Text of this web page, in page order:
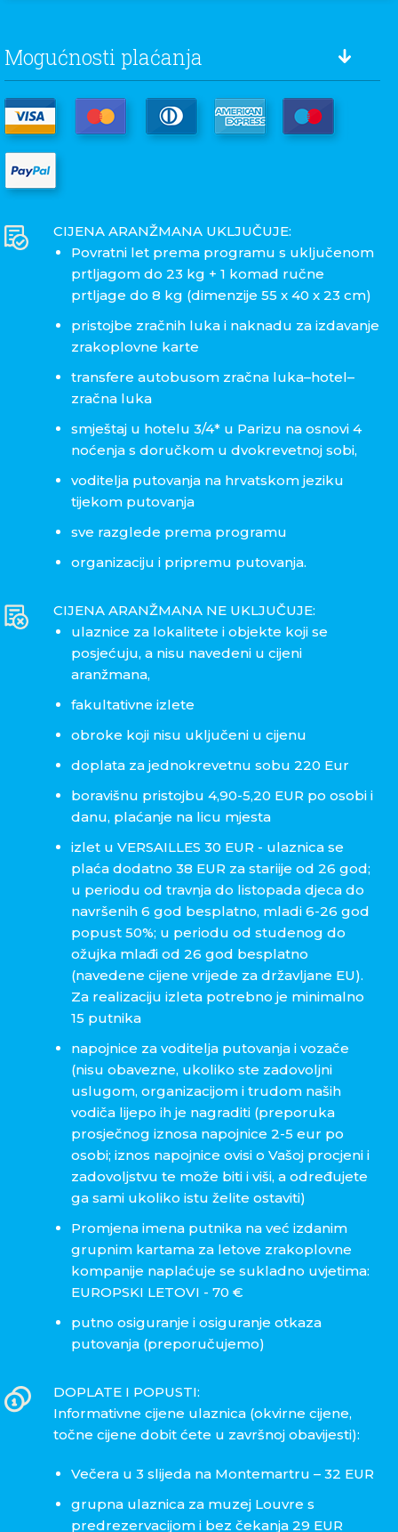
Mogućnosti plaćanja
CIJENA ARANŽMANA UKLJUČUJE:
Povratni let prema programu s uključenom
prtljagom do 23 kg + 1 komad ručne
prtljage do 8 kg (dimenzije 55 x 40 x 23 cm)
pristojbe zračnih luka i naknadu za izdavanje
zrakoplovne karte
transfere autobusom zračna luka–hotel–
zračna luka
smještaj u hotelu 3/4* u Parizu na osnovi 4
noćenja s doručkom u dvokrevetnoj sobi,
voditelja putovanja na hrvatskom jeziku
tijekom putovanja
sve razglede prema programu
organizaciju i pripremu putovanja.
CIJENA ARANŽMANA NE UKLJUČUJE:
ulaznice za lokalitete i objekte koji se
posjećuju, a nisu navedeni u cijeni
aranžmana,
fakultativne izlete
obroke koji nisu uključeni u cijenu
doplata za jednokrevetnu sobu 220 Eur
boravišnu pristojbu 4,90-5,20 EUR po osobi i
danu, plaćanje na licu mjesta
izlet u VERSAILLES 30 EUR - ulaznica se
plaća dodatno 38 EUR za stariije od 26 god;
u periodu od travnja do listopada djeca do
navršenih 6 god besplatno, mladi 6-26 god
popust 50%; u periodu od studenog do
ožujka mlađi od 26 god besplatno
(navedene cijene vrijede za državljane EU).
Za realizaciju izleta potrebno je minimalno
15 putnika
napojnice za voditelja putovanja i vozače
(nisu obavezne, ukoliko ste zadovoljni
uslugom, organizacijom i trudom naših
vodiča lijepo ih je nagraditi (preporuka
prosječnog iznosa napojnice 2-5 eur po
osobi; iznos napojnice ovisi o Vašoj procjeni i
zadovoljstvu te može biti i viši, a određujete
ga sami ukoliko istu želite ostaviti)
Promjena imena putnika na već izdanim
grupnim kartama za letove zrakoplovne
kompanije naplaćuje se sukladno uvjetima:
EUROPSKI LETOVI - 70 €
putno osiguranje i osiguranje otkaza
putovanja (preporučujemo)
DOPLATE I POPUSTI:
Informativne cijene ulaznica (okvirne cijene,
točne cijene dobit ćete u završnoj obavijesti):
Večera u 3 slijeda na Montemartru – 32 EUR
grupna ulaznica za muzej Louvre s
predrezervacijom i bez čekanja 29 EUR